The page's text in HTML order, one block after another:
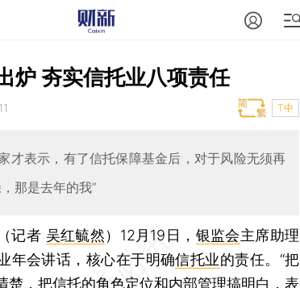
炉 夯实信托业八项责任
T中
才表示，有了信托保障基金后，对于风险无须再
那是去年的我”
记者 吴红毓然） 12月19日， 银监会主席助理
年会讲话，核心在于明确信托业的责任。“把
楚，把信托的角色定位和内部管理搞明白，表